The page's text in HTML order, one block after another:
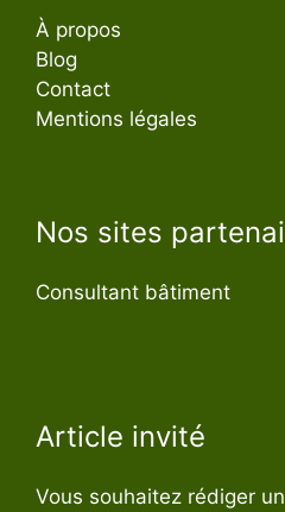
À propos
Blog
Contact
Mentions légales
Nos sites
Consultant bâtiment
Article invité
Vous souhaitez rédiger